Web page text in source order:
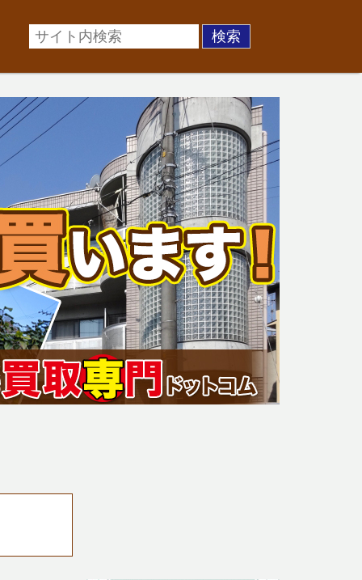
悩みを全国の専門家が解決致します！